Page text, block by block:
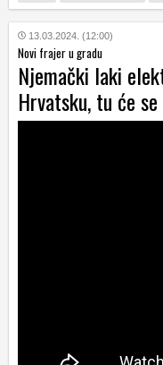
13.03.2024. (12:00)
Novi frajer u gradu
Njemački laki
Hrvatsku, tu će